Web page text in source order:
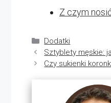
Z czym
Kategorie
Dodatki
Sztyblety męskie:
Czy sukienki